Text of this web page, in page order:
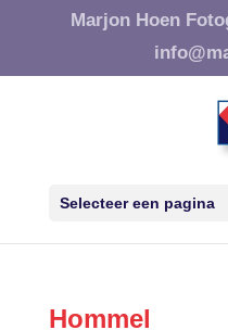
Marjon Hoen
Selecteer een pagina
Hommel